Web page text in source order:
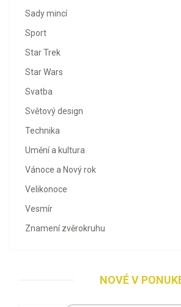
Sady mincí
Sport
Star Trek
Star Wars
Svatba
Světový design
Technika
Umění a kultura
Vánoce a Nový rok
Velikonoce
Vesmír
Znamení zvěrokruhu
NOVÉ V